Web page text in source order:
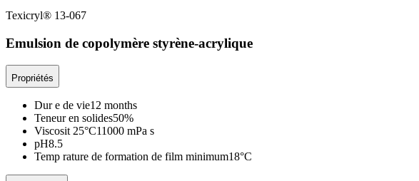
Texicryl® 13-067
Emulsion de copolymère styrène-acrylique
Propriétés
Dur e de vie12 months
Teneur en solides50%
Viscosit 25°C11000 mPa s
pH8.5
Temp rature de formation de film minimum18°C